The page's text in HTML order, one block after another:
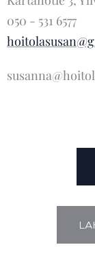
050 - 531 6577